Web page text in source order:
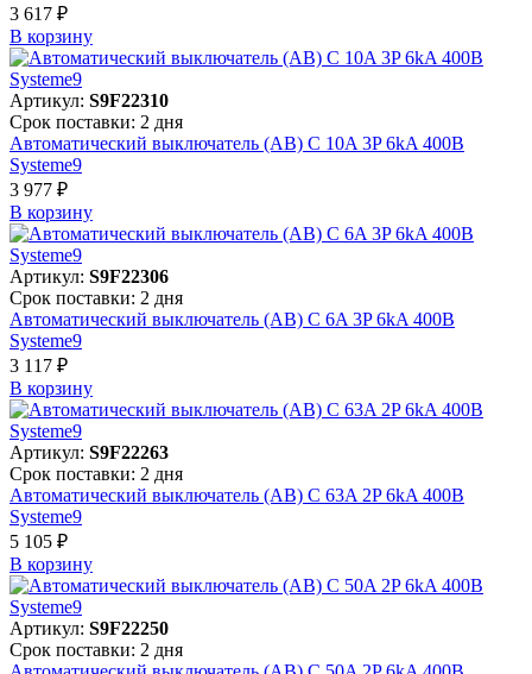
3 617 ₽
В корзинy
Артикул: S9F22310
Срок поставки: 2 дня
Автоматический выключатель (АВ) C 10A 3P 6kA 400В
Systeme9
3 977 ₽
В корзинy
Артикул: S9F22306
Срок поставки: 2 дня
Автоматический выключатель (АВ) C 6A 3P 6kA 400В
Systeme9
3 117 ₽
В корзинy
Артикул: S9F22263
Срок поставки: 2 дня
Автоматический выключатель (АВ) C 63A 2P 6kA 400В
Systeme9
5 105 ₽
В корзинy
Артикул: S9F22250
Срок поставки: 2 дня